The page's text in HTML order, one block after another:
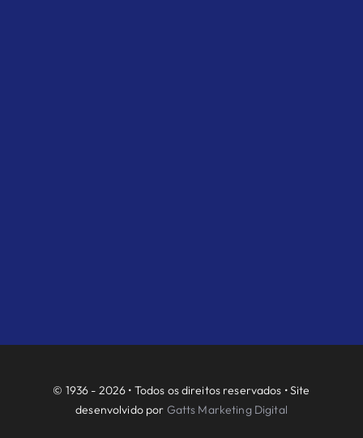
© 1936 - 2026 • Todos os direitos reservados • Site
desenvolvido por Gatts Marketing Digital